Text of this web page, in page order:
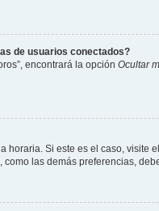
de usuarios conectados?
encontrará la opción Ocultar
horaria. Si este es el caso,
las demás preferencias,